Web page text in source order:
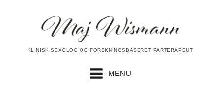
KLINISK SEXOLOG OG FORSKNINGSBASERET PARTERAPEUT
MENU